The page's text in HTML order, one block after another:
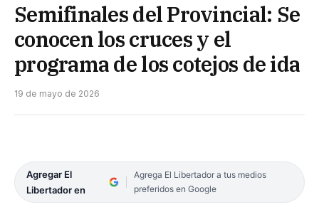
Semifinales del Provincial: Se
conocen los cruces y el
programa de los cotejos de ida
19 de mayo de 2026
Agregar El
Libertador en
Agrega El Libertador a tus medios
preferidos en Google